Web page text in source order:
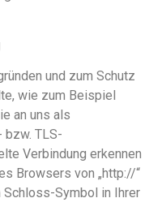
und zum Schutz
wie zum Beispiel
an uns als
bzw. TLS-
Verbindung erkennen
Browsers von „http://“
Schloss-Symbol in Ihrer